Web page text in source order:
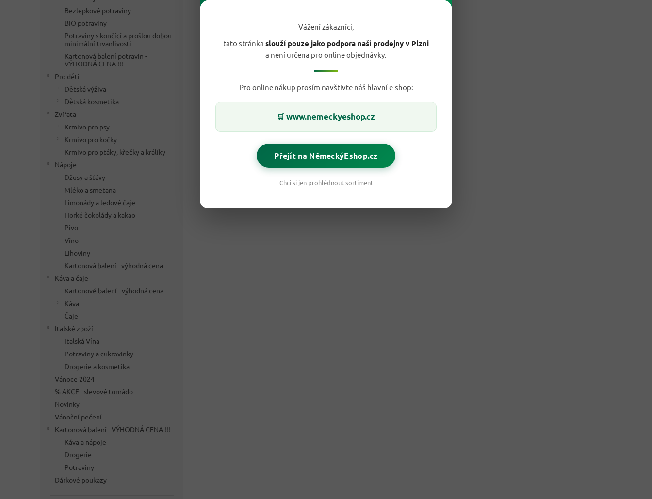
Vážení zákazníci,
tato stránka slouží pouze jako podpora naší prodejny v Plzni
a není určena pro online objednávky.
Pro online nákup prosím navštivte náš hlavní e-shop:
🛒 www.nemeckyeshop.cz
Přejít na NěmeckýEshop.cz
Chci si jen prohlédnout sortiment
Bezlepkové potraviny
BIO potraviny
Potraviny s končící a prošlou dobou
minimální trvanlivosti
Kartonová balení potravin -
VÝHODNÁ CENA !!!
Pro děti
Dětská výživa
Dětská kosmetika
Zvířata
Krmivo pro psy
Krmivo pro kočky
Krmivo pro ptáky, křečky a králíky
Nápoje
Džusy a šťávy
Mléko a smetana
Limonády a ledové čaje
Horké čokolády a kakao
Pivo
Víno
Lihoviny
Kartonová balení - výhodná cena
Káva a čaje
Kartonové balení - výhodná cena
Káva
Čaje
Italské zboží
Italská Vína
Potraviny a cukrovinky
Drogerie a kosmetika
Vánoce 2024
% AKCE - slevové tornádo
Novinky
Vánoční pečení
Kartonová balení - VÝHODNÁ CENA !!!
Káva a nápoje
Drogerie
Potraviny
Dárkové poukazy